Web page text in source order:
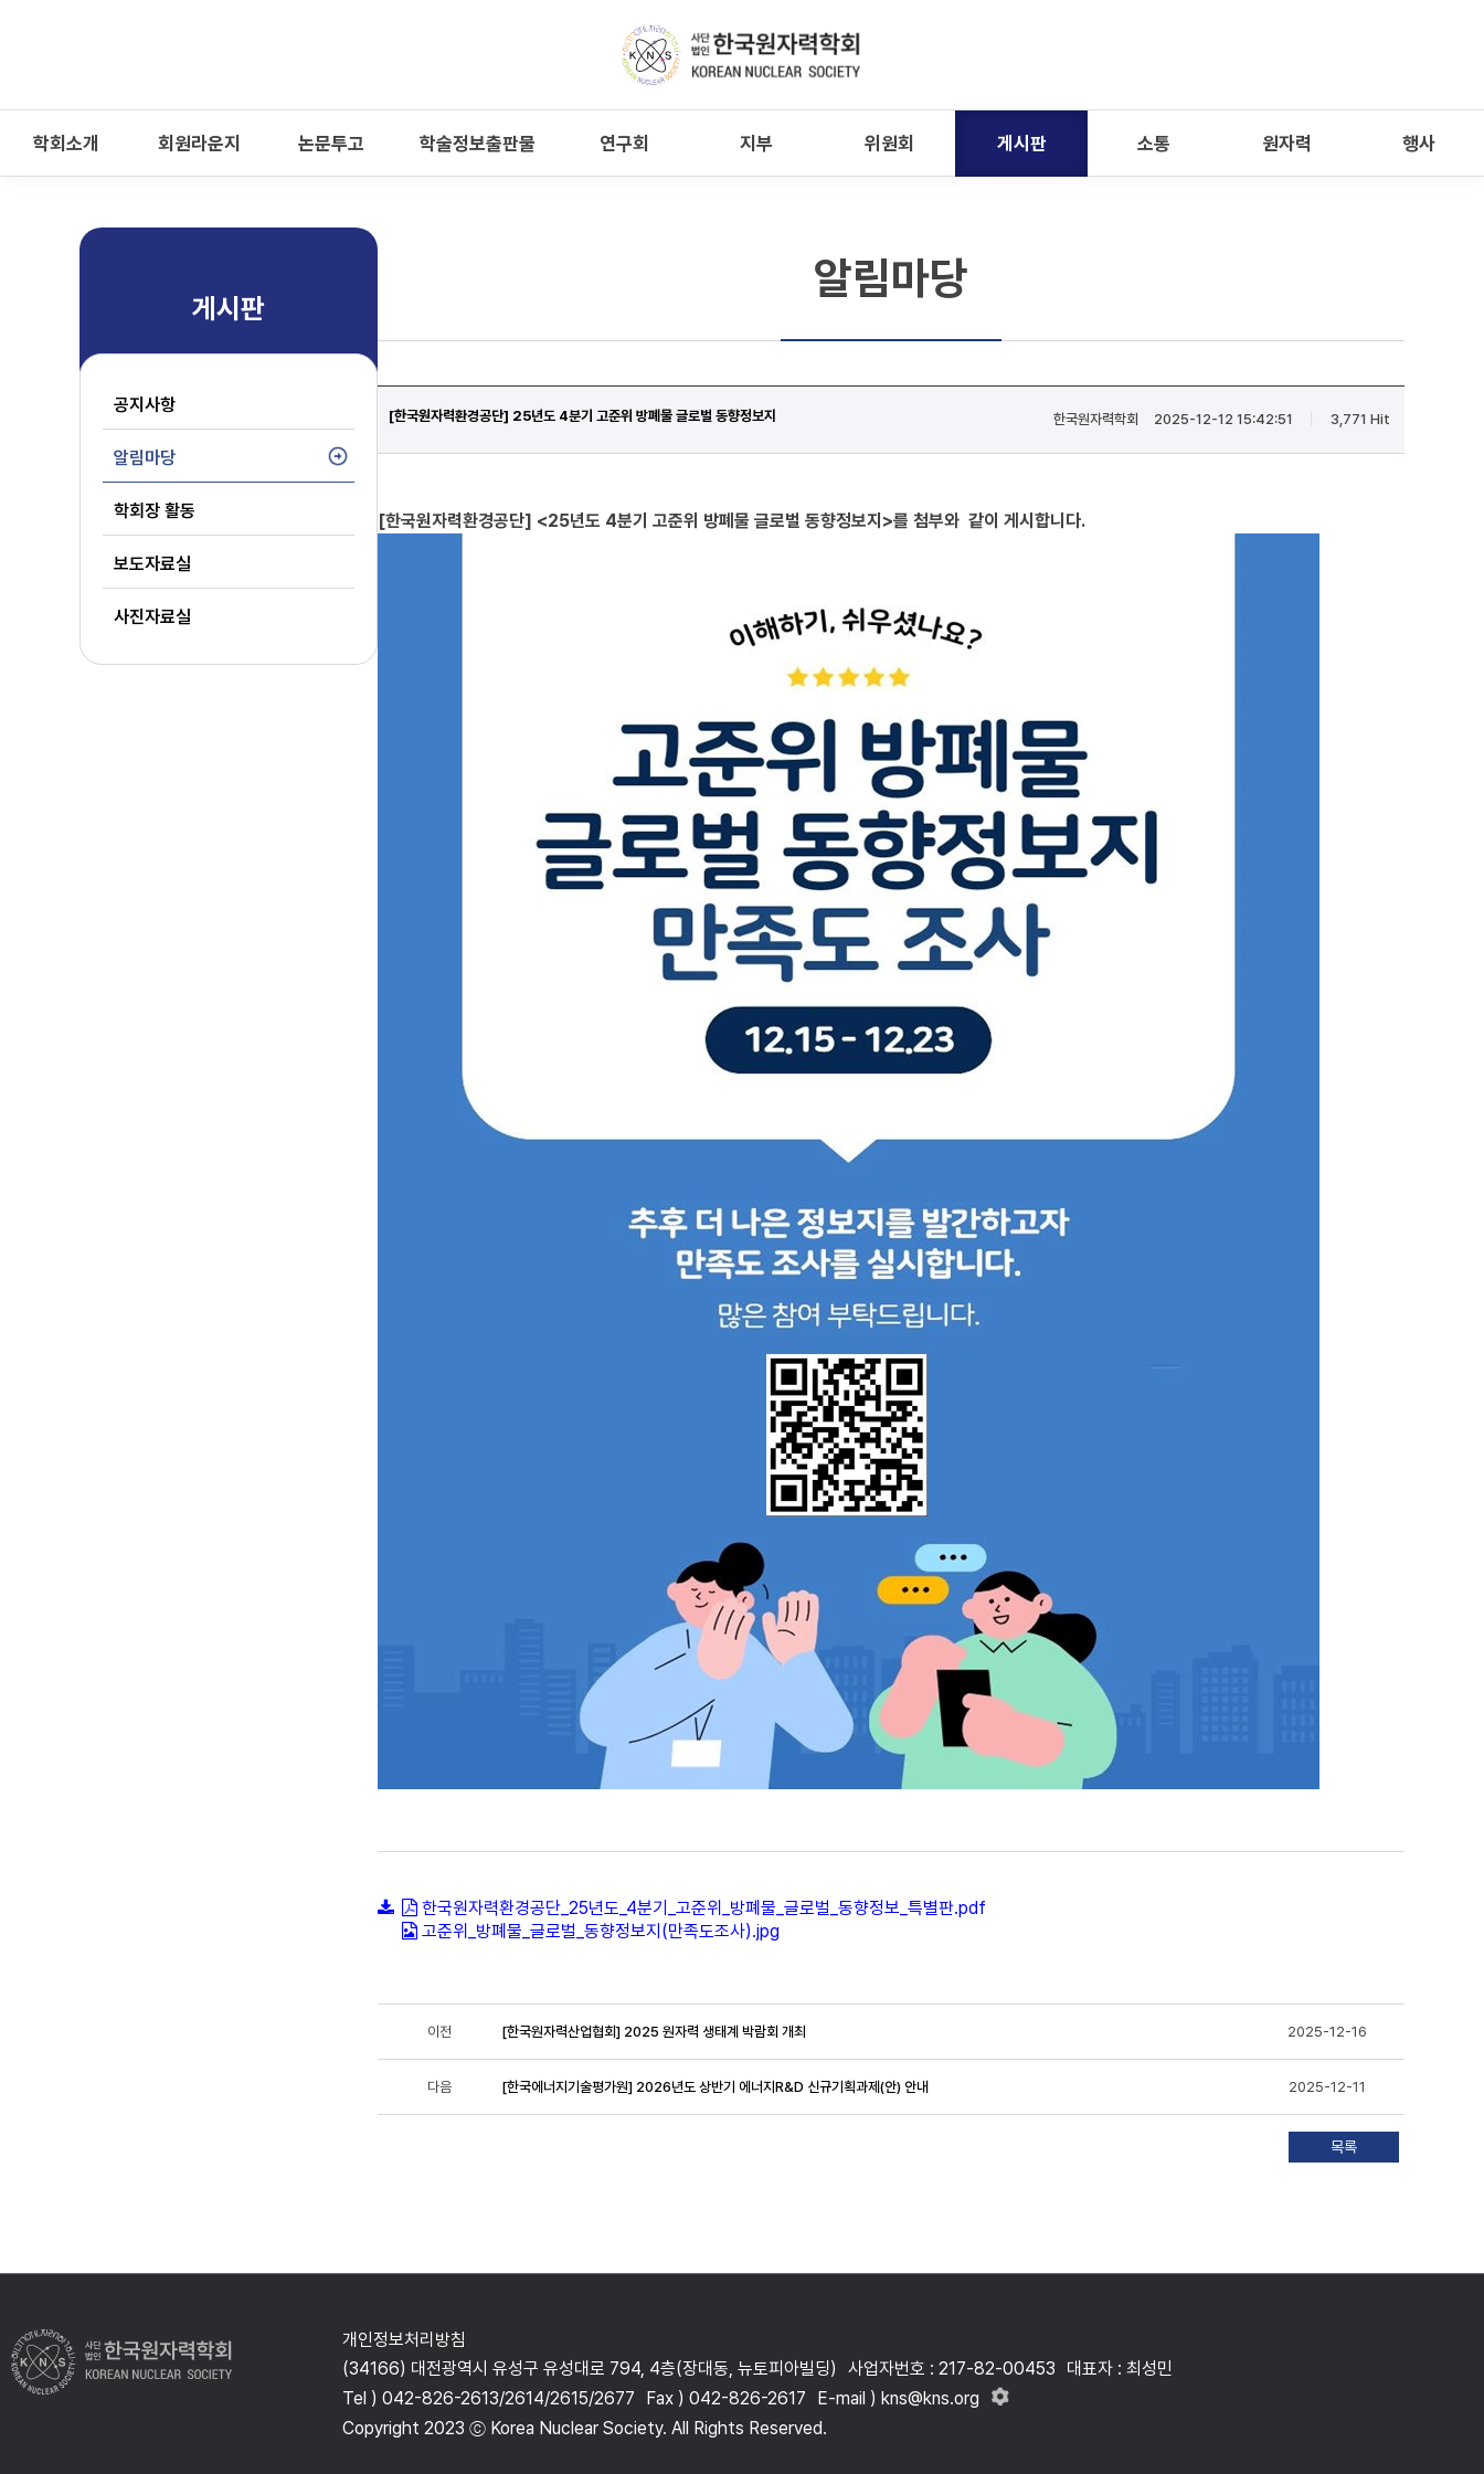
학회소개 회원라운지 논문투고 학술정보출판물 연구회 지부 위원회 게시판 소통 원자력 행사
게시판
공지사항
알림마당
학회장 활동
보도자료실
사진자료실
알림마당
[한국원자력환경공단] 25년도 4분기 고준위 방폐물 글로벌 동향정보지 한국원자력학회| 2025-12-12 15:42:51 3,771 Hit
[한국원자력환경공단] <25년도 4분기 고준위 방폐물 글로벌 동향정보지>를 첨부와 같이 게시합니다.
한국원자력환경공단_25년도_4분기_고준위_방폐물_글로벌_동향정보_특별판.pdf
고준위_방폐물_글로벌_동향정보지(만족도조사).jpg
이전 [한국원자력산업협회] 2025 원자력 생태계 박람회 개최 2025-12-16
다음 [한국에너지기술평가원] 2026년도 상반기 에너지R&D 신규기획과제(안) 안내 2025-12-11
개인정보처리방침
(34166) 대전광역시 유성구 유성대로 794, 4층(장대동, 뉴토피아빌딩)
사업자번호 : 217-82-00453
대표자 : 최성민
Tel ) 042-826-2613/2614/2615/2677
Fax ) 042-826-2617
E-mail ) kns@kns.org
Copyright 2023 ⓒ Korea Nuclear Society. All Rights Reserved.